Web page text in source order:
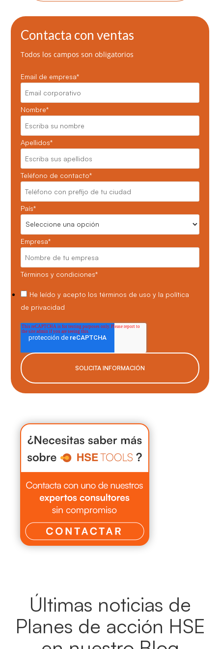
Contacta con ventas
Todos los campos son obligatorios
Email de empresa*
Nombre*
Apellidos*
Teléfono de contacto*
País*
Empresa*
Términos y condiciones*
He leído y acepto lostérminos de uso y la política
de privacidad
Últimas noticias de
Planes de acción HSE